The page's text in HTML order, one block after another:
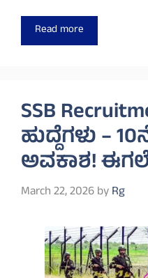
Read more
SSB
ಹುದ್ದೆಗಳು –
ಅವಕಾಶ!
March 22, 2026byRg